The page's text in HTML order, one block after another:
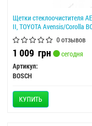
Щетки стеклоочистителя
II, TOYOTA Avensis/Corolla
0 отзывов
1 009 грн
сегодня
Артикул:
BOSCH
КУПИТЬ